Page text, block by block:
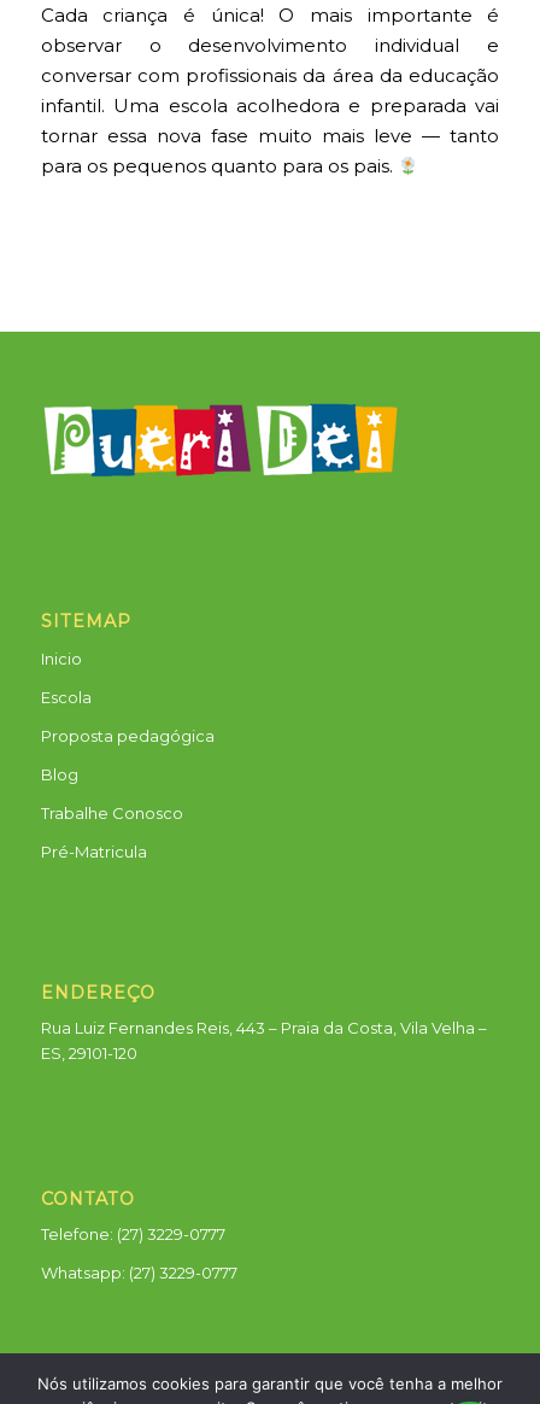
Cada criança é única! O mais importante é
observar o desenvolvimento individual e
conversar com profissionais da área da educação
infantil. Uma escola acolhedora e preparada vai
tornar essa nova fase muito mais leve — tanto
para os pequenos quanto para os pais.
SITEMAP
Inicio
Escola
Proposta pedagógica
Blog
Trabalhe Conosco
Pré-Matricula
ENDEREÇO
Rua Luiz Fernandes Reis, 443 – Praia da Costa, Vila Velha –
ES, 29101-120
CONTATO
Telefone: (27) 3229-0777
Whatsapp: (27) 3229-0777
Nós utilizamos cookies para garantir que você tenha a melhor